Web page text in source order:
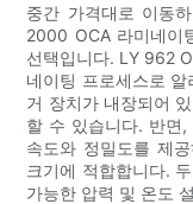
중간 가격대로 이동
2000 OCA 라미네이
선택입니다. LY 962
네이팅 프로세스로
거 장치가 내장되어
할 수 있습니다. 반면
속도와 정밀도를 제
크기에 적합합니다.
가능한 압력 및 온도